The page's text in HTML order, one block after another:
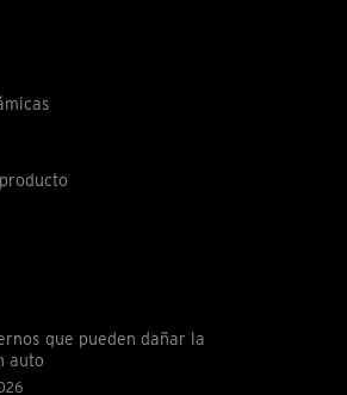
que pueden dañar la
auto